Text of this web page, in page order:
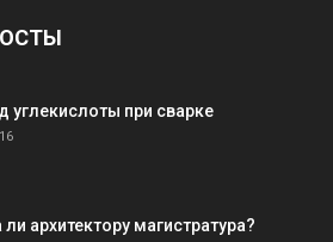
углекислоты при сварке
архитектору магистратура?